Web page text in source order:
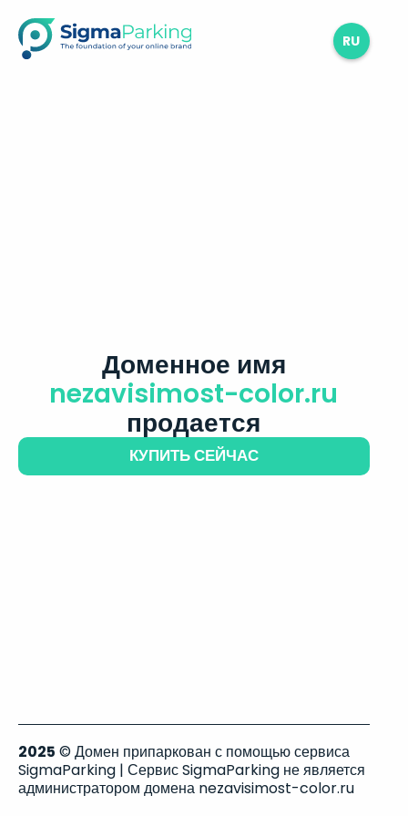
RU
Доменное имя
nezavisimost-color.ru
продается
КУПИТЬ СЕЙЧАС
2025 © Домен припаркован с помощью сервиса
SigmaParking | Сервис SigmaParking не является
администратором домена nezavisimost-color.ru